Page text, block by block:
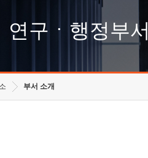
고객의소리
수의계약 현황
연구ㆍ행정부서
부서 소개